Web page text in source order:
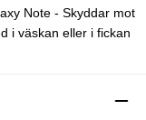
Note - Skyddar mot
i väskan eller i fickan